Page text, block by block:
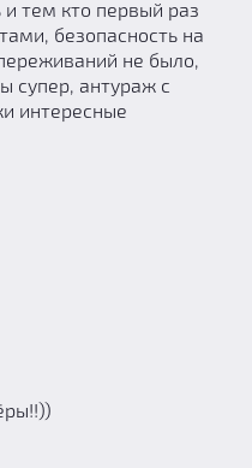
тем кто первый раз
безопасность на
не было,
супер, антураж с
интересные